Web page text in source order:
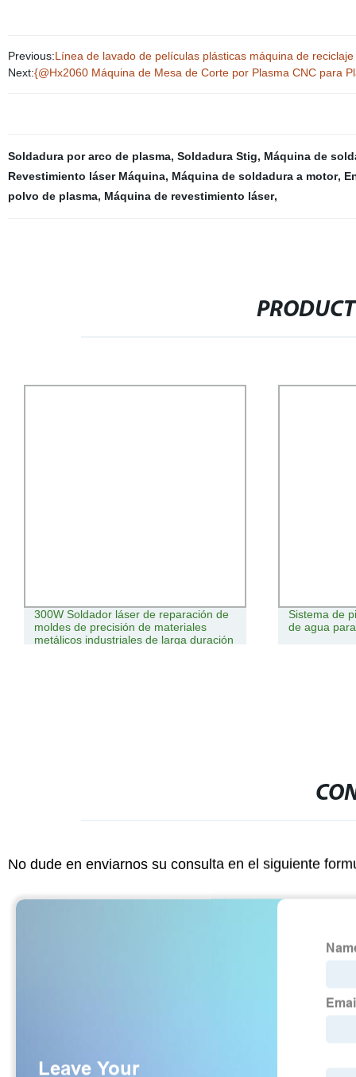
Previous:Línea de lavado de películas plásticas máquina de
Next:{@Hx2060 Máquina de Mesa de Corte por Plasma CNC para
Soldadura por arco de plasma, Soldadura Stig, Máquina de
Revestimiento láser Máquina, Máquina de soldadura a motor,
polvo de plasma, Máquina de revestimiento láser,
300W Soldador láser de reparación de
moldes de precisión de materiales
metálicos industriales de larga duración
Sistema de
de agua
No dude en enviarnos su consulta en el siguiente